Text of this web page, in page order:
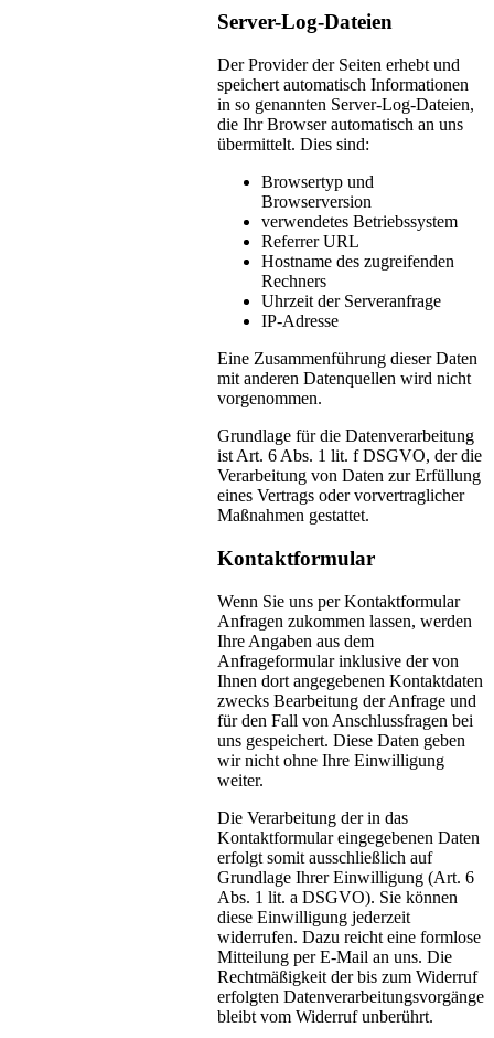
Server-Log-Dateien
Der Provider der Seiten erhebt und
speichert automatisch Informationen
in so genannten Server-Log-Dateien,
die Ihr Browser automatisch an uns
übermittelt. Dies sind:
Browsertyp und
Browserversion
verwendetes Betriebssystem
Referrer URL
Hostname des zugreifenden
Rechners
Uhrzeit der Serveranfrage
IP-Adresse
Eine Zusammenführung dieser Daten
mit anderen Datenquellen wird nicht
vorgenommen.
Grundlage für die Datenverarbeitung
ist Art. 6 Abs. 1 lit. f DSGVO, der die
Verarbeitung von Daten zur Erfüllung
eines Vertrags oder vorvertraglicher
Maßnahmen gestattet.
Kontaktformular
Wenn Sie uns per Kontaktformular
Anfragen zukommen lassen, werden
Ihre Angaben aus dem
Anfrageformular inklusive der von
Ihnen dort angegebenen Kontaktdaten
zwecks Bearbeitung der Anfrage und
für den Fall von Anschlussfragen bei
uns gespeichert. Diese Daten geben
wir nicht ohne Ihre Einwilligung
weiter.
Die Verarbeitung der in das
Kontaktformular eingegebenen Daten
erfolgt somit ausschließlich auf
Grundlage Ihrer Einwilligung (Art. 6
Abs. 1 lit. a DSGVO). Sie können
diese Einwilligung jederzeit
widerrufen. Dazu reicht eine formlose
Mitteilung per E-Mail an uns. Die
Rechtmäßigkeit der bis zum Widerruf
erfolgten Datenverarbeitungsvorgänge
bleibt vom Widerruf unberührt.